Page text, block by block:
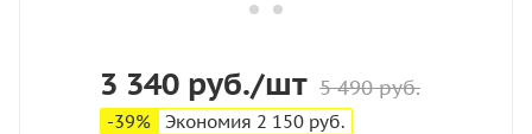
3 340 руб./шт 5 490руб.
-39% Экономия 2 150 руб.